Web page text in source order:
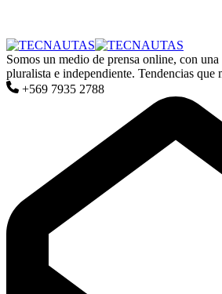
Somos un medio de prensa online, con
pluralista e independiente. Tendencias que
+569 7935 2788